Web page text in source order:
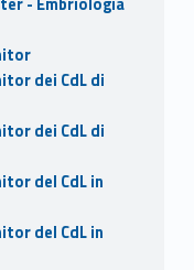
dei CdL di
dei CdL di
del CdL in
del CdL in